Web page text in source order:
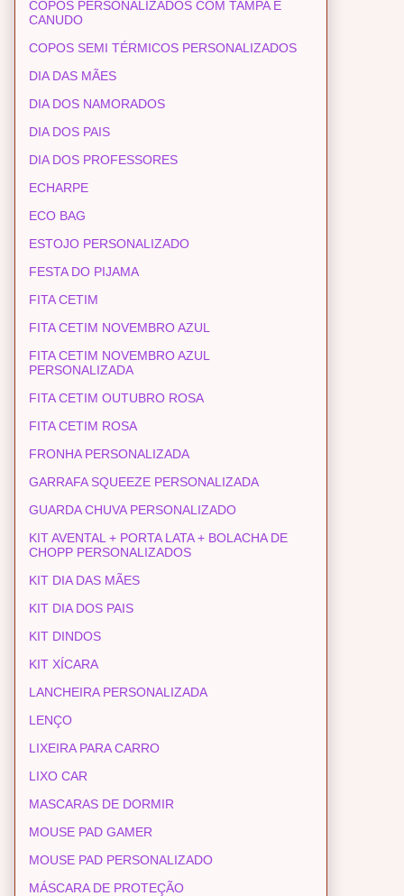
COPOS PERSONALIZADOS COM TAMPA E
CANUDO
COPOS SEMI TÉRMICOS PERSONALIZADOS
DIA DAS MÃES
DIA DOS NAMORADOS
DIA DOS PAIS
DIA DOS PROFESSORES
ECHARPE
ECO BAG
ESTOJO PERSONALIZADO
FESTA DO PIJAMA
FITA CETIM
FITA CETIM NOVEMBRO AZUL
FITA CETIM NOVEMBRO AZUL
PERSONALIZADA
FITA CETIM OUTUBRO ROSA
FITA CETIM ROSA
FRONHA PERSONALIZADA
GARRAFA SQUEEZE PERSONALIZADA
GUARDA CHUVA PERSONALIZADO
KIT AVENTAL + PORTA LATA + BOLACHA DE
CHOPP PERSONALIZADOS
KIT DIA DAS MÃES
KIT DIA DOS PAIS
KIT DINDOS
KIT XÍCARA
LANCHEIRA PERSONALIZADA
LENÇO
LIXEIRA PARA CARRO
LIXO CAR
MASCARAS DE DORMIR
MOUSE PAD GAMER
MOUSE PAD PERSONALIZADO
MÁSCARA DE PROTEÇÃO